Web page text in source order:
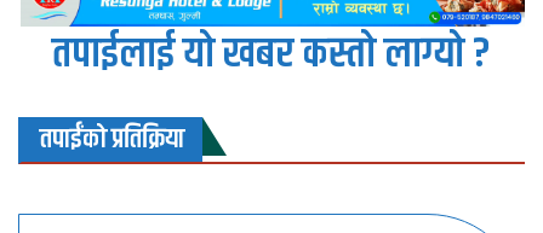
तपाईलाई यो खबर कस्तो लाग्यो ?
तपाईंको प्रतिक्रिया